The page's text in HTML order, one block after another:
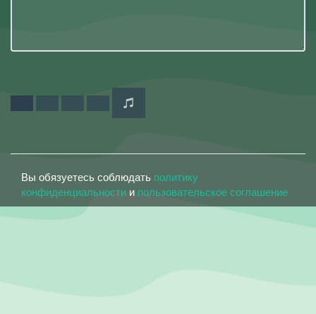
Вы обязуетесь соблюдать политику
конфиденциальности и пользовательское соглашение